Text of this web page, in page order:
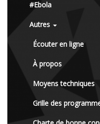
#Ebola
Autres
Écouter en ligne
À propos
Moyens techniques
Grille des